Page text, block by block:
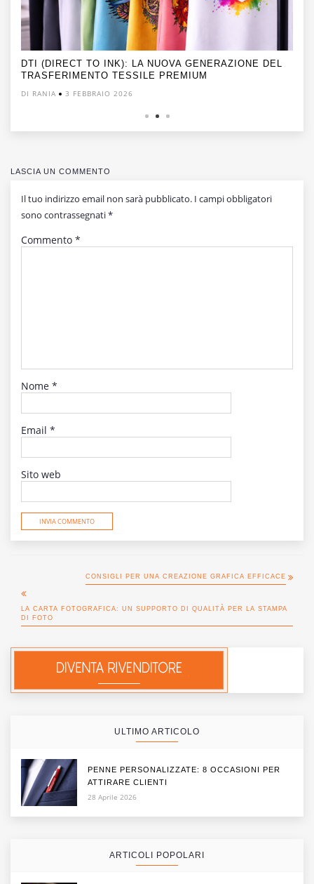
DTI (DIRECT TO INK): LA NUOVA GENERAZIONE DEL
TRASFERIMENTO TESSILE PREMIUM
DI RANIA 3 FEBBRAIO 2026
LASCIA UN COMMENTO
Il tuo indirizzo email non sarà pubblicato. I campi obbligatori
sono contrassegnati*
Commento *
Nome *
Email *
Sito web
CONSIGLI PER UNA CREAZIONE GRAFICA EFFICACE
LA CARTA FOTOGRAFICA: UN SUPPORTO DI QUALITÀ PER LA STAMPA
DI FOTO
ULTIMO ARTICOLO
PENNE PERSONALIZZATE: 8 OCCASIONI PER
ATTIRARE CLIENTI
28 Aprile 2026
ARTICOLI POPOLARI